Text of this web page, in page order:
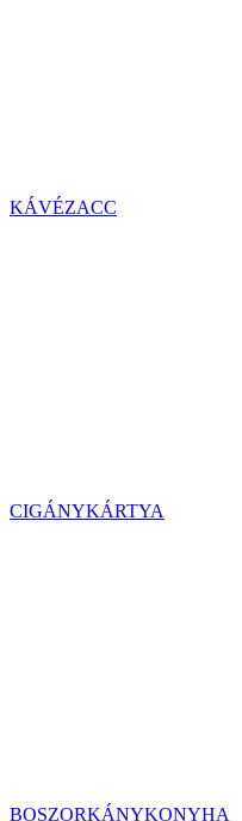
KÁVÉZACC
CIGÁNYKÁRTYA
BOSZORKÁNYKONYHA